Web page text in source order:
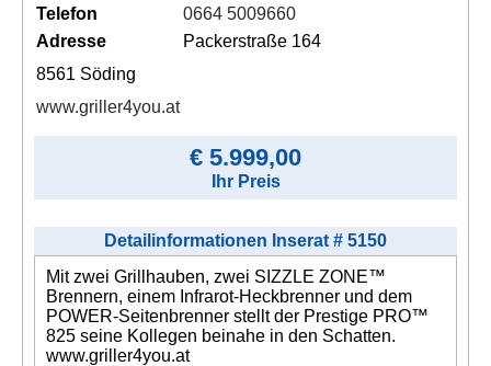
Telefon
0664 5009660
Adresse
Packerstraße 164
8561 Söding
www.griller4you.at
€ 5.999,00
Ihr Preis
Detailinformationen Inserat # 5150
Mit zwei Grillhauben, zwei SIZZLE ZONE™
Brennern, einem Infrarot-Heckbrenner und dem
POWER-Seitenbrenner stellt der Prestige PRO™
825 seine Kollegen beinahe in den Schatten.
www.griller4you.at